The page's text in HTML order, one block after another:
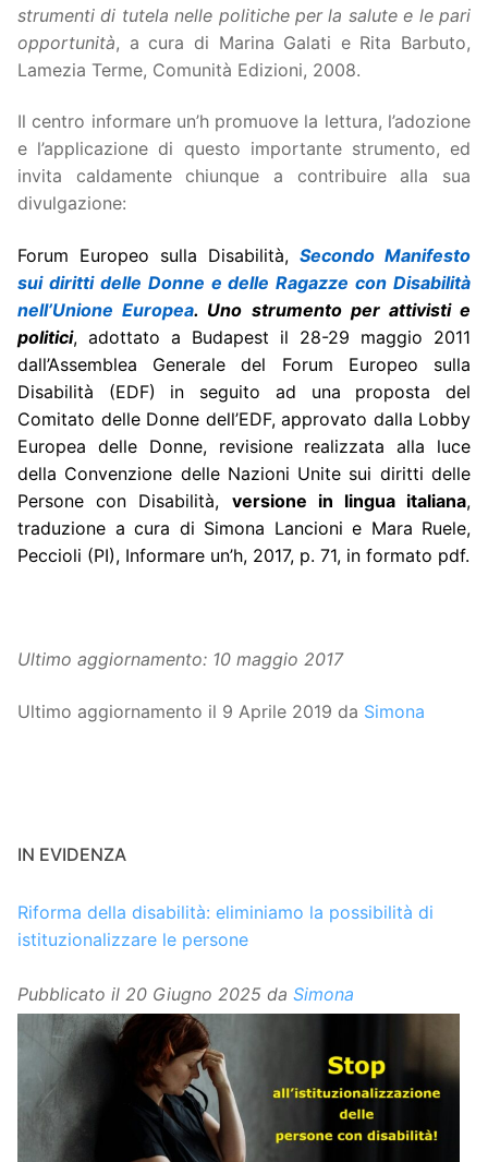
strumenti di tutela nelle politiche per la salute e le pari
opportunità, a cura di Marina Galati e Rita Barbuto,
Lamezia Terme, Comunità Edizioni, 2008.
Il centro informare un’h promuove la lettura, l’adozione
e l’applicazione di questo importante strumento, ed
invita caldamente chiunque a contribuire alla sua
divulgazione:
Forum Europeo sulla Disabilità, Secondo Manifesto
sui diritti delle Donne e delle Ragazze con Disabilità
nell’Unione Europea. Uno strumento per attivisti e
politici, adottato a Budapest il 28-29 maggio 2011
dall’Assemblea Generale del Forum Europeo sulla
Disabilità (EDF) in seguito ad una proposta del
Comitato delle Donne dell’EDF, approvato dalla Lobby
Europea delle Donne, revisione realizzata alla luce
della Convenzione delle Nazioni Unite sui diritti delle
Persone con Disabilità, versione in lingua italiana,
traduzione a cura di Simona Lancioni e Mara Ruele,
Peccioli (PI), Informare un’h, 2017, p. 71, in formato pdf.
Ultimo aggiornamento: 10 maggio 2017
Ultimo aggiornamento il 9 Aprile 2019 da Simona
IN EVIDENZA
Riforma della disabilità: eliminiamo la possibilità di
istituzionalizzare le persone
Pubblicato il 20 Giugno 2025 da Simona